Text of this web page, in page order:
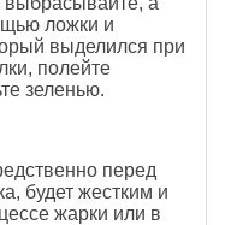
ложки и
выделился при
полейте
зеленью.
перед
будет жестким и
жарки или в